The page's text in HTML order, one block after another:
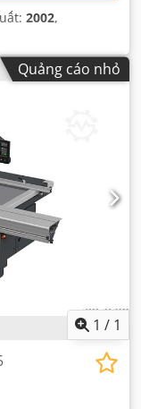
2002,
Quảng cáo nhỏ
1 / 1